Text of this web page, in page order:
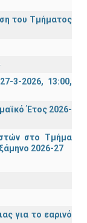
του Τμήματος
3-2026, 13:00,
Έτος 2026-
στο Τμήμα
2026-27
για το εαρινό